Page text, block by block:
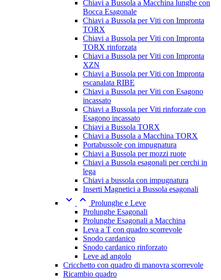
Chiavi a Bussola a Macchina lunghe con
Bocca Esagonale
Chiavi a Bussola per Viti con Impronta
TORX
Chiavi a Bussola per Viti con Impronta
TORX rinforzata
Chiavi a Bussola per Viti con Impronta
XZN
Chiavi a Bussola per Viti con Impronta
escanalata RIBE
Chiavi a Bussola per Viti con Esagono
incassato
Chiavi a Bussola per Viti rinforzate con
Esagono incassato
Chiavi a Bussola TORX
Chiavi a Bussola a Macchina TORX
Portabussole con impugnatura
Chiavi a Bussola per mozzi ruote
Chiavi a Bussola esagonali per cerchi in
lega
Chiavi a bussola con impugnatura
Inserti Magnetici a Bussola esagonali
  Prolunghe e Leve
Prolunghe Esagonali
Prolunghe Esagonali a Macchina
Leva a T con quadro scorrevole
Snodo cardanico
Snodo cardanico rinforzato
Leve ad angolo
Cricchetto con quadro di manovra scorrevole
Ricambio quadro